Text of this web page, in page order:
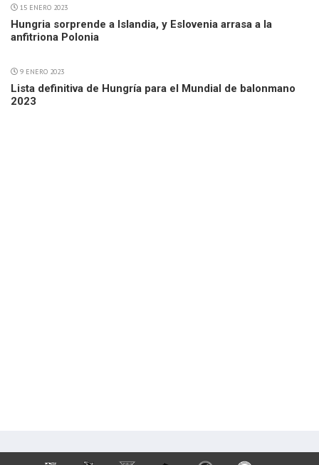
15 ENERO 2023
Hungria sorprende a Islandia, y Eslovenia arrasa a la
anfitriona Polonia
9 ENERO 2023
Lista definitiva de Hungría para el Mundial de balonmano
2023